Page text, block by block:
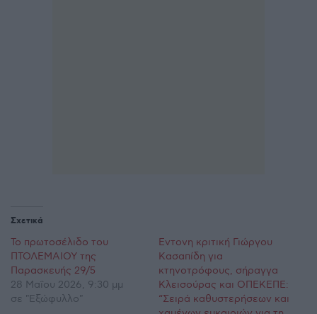
Σχετικά
Το πρωτοσέλιδο του
ΠΤΟΛΕΜΑΙΟΥ της
Παρασκευής 29/5
28 Μαΐου 2026, 9:30 μμ
σε "Εξώφυλλο"
Έντονη κριτική Γιώργου
Κασαπίδη για
κτηνοτρόφους, σήραγγα
Κλεισούρας και ΟΠΕΚΕΠΕ:
“Σειρά καθυστερήσεων και